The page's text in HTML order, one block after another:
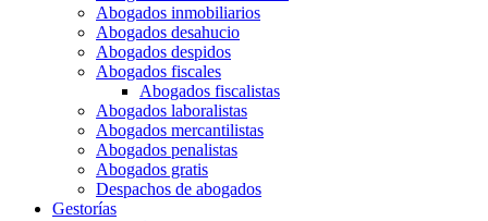
Abogados inmobiliarios
Abogados desahucio
Abogados despidos
Abogados fiscales
Abogados fiscalistas
Abogados laboralistas
Abogados mercantilistas
Abogados penalistas
Abogados gratis
Despachos de abogados
Gestorías